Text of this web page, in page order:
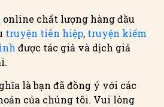
online chất lượng hàng đầu
truyện tiên hiệp, truyện kiếm
được tác giả và dịch giả
là bạn đã đồng ý với các
của chúng tôi. Vui lòng